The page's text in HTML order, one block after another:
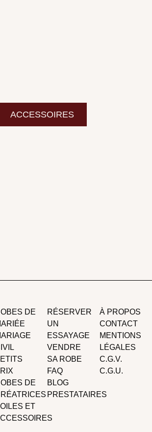
ACCESSOIRES
DE
DE
ET
RÉSERVER
UN
ESSAYAGE
VENDRE
SA ROBE
FAQ
BLOG
PRESTATAIRES
À PROPOS
CONTACT
MENTIONS
LÉGALES
C.G.V.
C.G.U.